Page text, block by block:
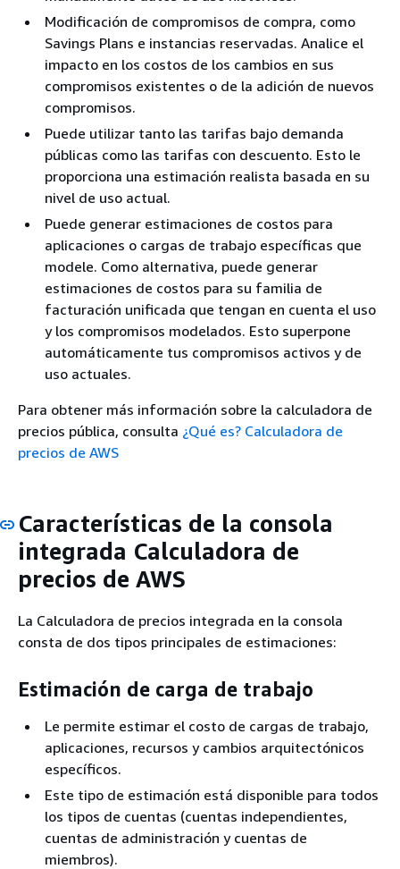
Modificación de compromisos de compra, como
Savings Plans e instancias reservadas. Analice el
impacto en los costos de los cambios en sus
compromisos existentes o de la adición de nuevos
compromisos.
Puede utilizar tanto las tarifas bajo demanda
públicas como las tarifas con descuento. Esto le
proporciona una estimación realista basada en su
nivel de uso actual.
Puede generar estimaciones de costos para
aplicaciones o cargas de trabajo específicas que
modele. Como alternativa, puede generar
estimaciones de costos para su familia de
facturación unificada que tengan en cuenta el uso
y los compromisos modelados. Esto superpone
automáticamente tus compromisos activos y de
uso actuales.
Para obtener más información sobre la calculadora de
precios pública, consulta ¿Qué es? Calculadora de
precios de AWS
Características de la consola
integrada Calculadora de
precios de AWS
La Calculadora de precios integrada en la consola
consta de dos tipos principales de estimaciones:
Estimación de carga de trabajo
Le permite estimar el costo de cargas de trabajo,
aplicaciones, recursos y cambios arquitectónicos
específicos.
Este tipo de estimación está disponible para todos
los tipos de cuentas (cuentas independientes,
cuentas de administración y cuentas de
miembros).